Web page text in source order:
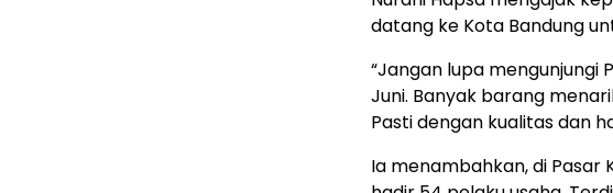
datang ke Kota Bandung
“Jangan lupa mengunjungi
Juni. Banyak barang
Pasti dengan kualitas dan
Ia menambahkan, di Pasar